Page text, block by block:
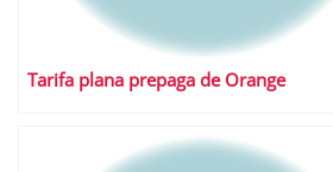
Tarifa plana prepaga de Orange